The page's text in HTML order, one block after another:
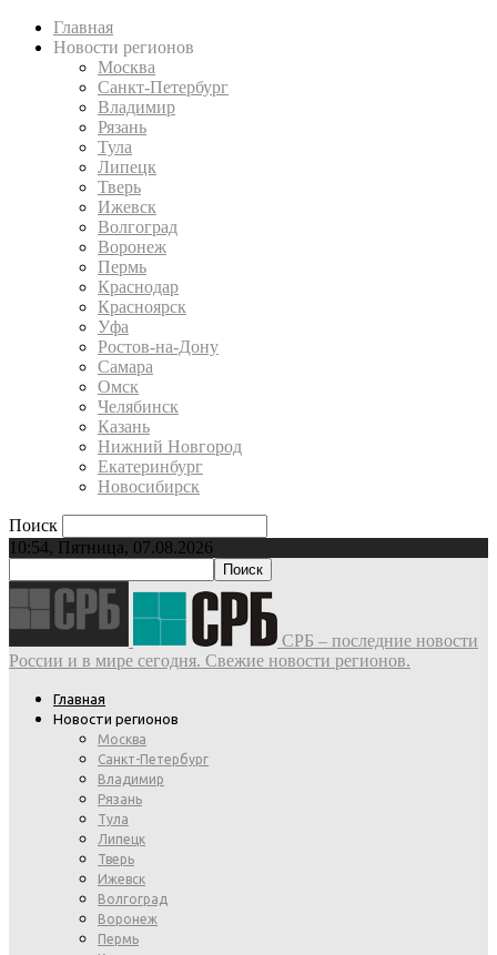
Главная
Новости регионов
Москва
Санкт-Петербург
Владимир
Рязань
Тула
Липецк
Тверь
Ижевск
Волгоград
Воронеж
Пермь
Краснодар
Красноярск
Уфа
Ростов-на-Дону
Самара
Омск
Челябинск
Казань
Нижний Новгород
Екатеринбург
Новосибирск
Поиск
10:54, Пятница, 07.08.2026
СРБ – последние новости
России и в мире сегодня. Свежие новости регионов.
Главная
Новости регионов
Москва
Санкт-Петербург
Владимир
Рязань
Тула
Липецк
Тверь
Ижевск
Волгоград
Воронеж
Пермь